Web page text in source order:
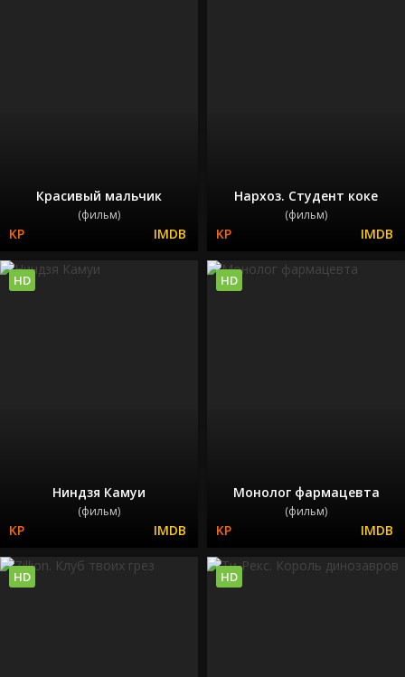
Красивый мальчик
(фильм)
Нархоз. Студент коке
(фильм)
Ниндзя Камуи
(фильм)
HD
Монолог фармацевта
(фильм)
HD
HD HD